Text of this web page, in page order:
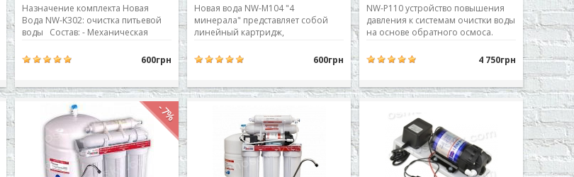
Назначение комплекта Новая
Вода NW-K302: очистка питьевой
воды Состав: - Механическая
изготовлен из
технологии «Meltblown». -
Сорбиционная очистка
гранулированным углем. Coconut
Shell Carb..
600грн
Новая вода NW-M104 "4
минерала" представляет собой
линейный картридж,
загрузки в одном корпусе.
элементов, приобретает целебные
биологически активной.
Минералы содержат более
двадца..
600грн
NW-P110 устройство повышения
давления к системам очистки воды
на основе обратного осмоса.
обратного осмоса
диапазоне 3-5,5 кг/см2. Если
допустимого, необходима
установка устройства повышени..
4 750грн
-7%